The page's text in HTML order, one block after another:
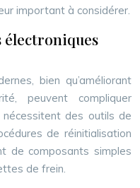
important à considérer.
électroniques
bien qu’améliorant
peuvent compliquer
nécessitent des outils de
de réinitialisation
de composants simples
de frein.